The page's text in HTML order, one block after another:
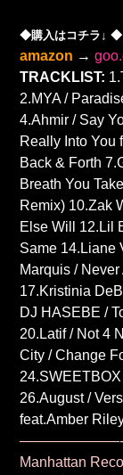
◆購入はコチラ↓ ◆
amazon →
TRACKLIST:
2.MYA /
4.Ahmir / Say
Really Into You
Back & Forth
Breath You
Remix) 10.Zak
Else Will 12.Lil
Same 14.Liane
Marquis /
17.Kristinia
DJ HASEBE /
20.Latif / Not 4
City / Change
26.August /
feat.Amber
———————-
Manhattan